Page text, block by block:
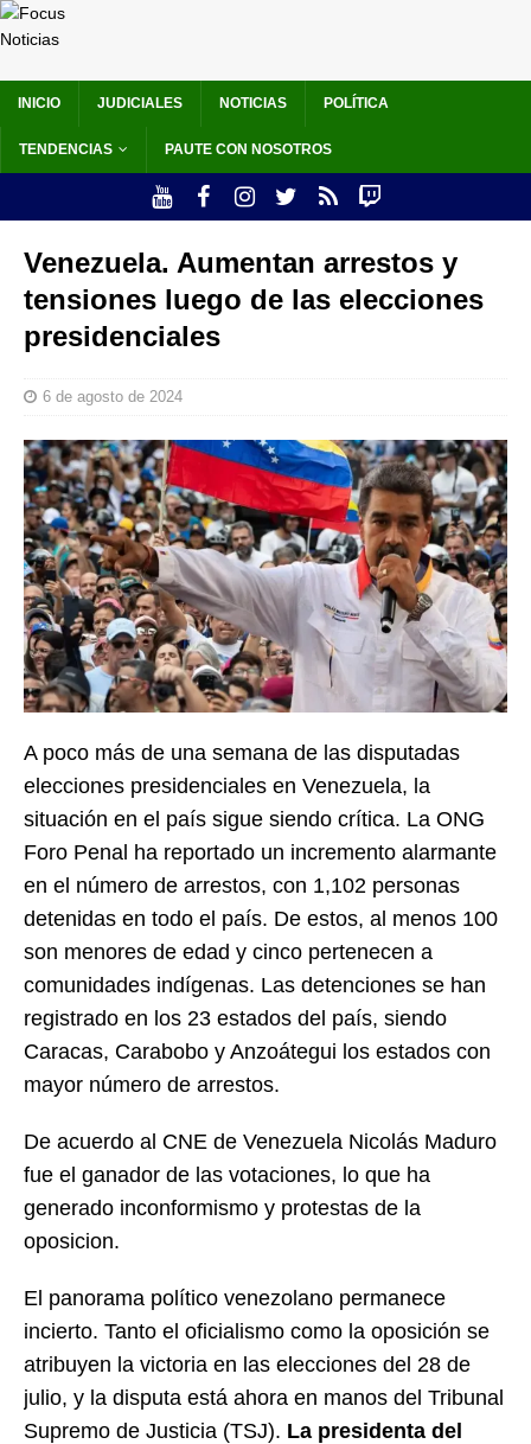
INICIO JUDICIALES NOTICIAS POLÍTICA
TENDENCIAS PAUTE CON NOSOTROS
Venezuela. Aumentan arrestos y
tensiones luego de las elecciones
presidenciales
6 de agosto de 2024
A poco más de una semana de las disputadas
elecciones presidenciales en Venezuela, la
situación en el país sigue siendo crítica. La ONG
Foro Penal ha reportado un incremento alarmante
en el número de arrestos, con 1,102 personas
detenidas en todo el país. De estos, al menos 100
son menores de edad y cinco pertenecen a
comunidades indígenas. Las detenciones se han
registrado en los 23 estados del país, siendo
Caracas, Carabobo y Anzoátegui los estados con
mayor número de arrestos.
De acuerdo al CNE de Venezuela Nicolás Maduro
fue el ganador de las votaciones, lo que ha
generado inconformismo y protestas de la
oposicion.
El panorama político venezolano permanece
incierto. Tanto el oficialismo como la oposición se
atribuyen la victoria en las elecciones del 28 de
julio, y la disputa está ahora en manos del Tribunal
Supremo de Justicia (TSJ). La presidenta del